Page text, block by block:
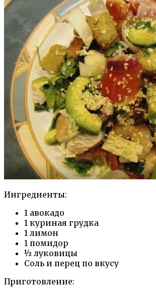
Ингредиенты:
1 авокадо
1 куриная грудка
1 лимон
1 помидор
½ луковицы
Соль и перец по вкусу
Приготовление: